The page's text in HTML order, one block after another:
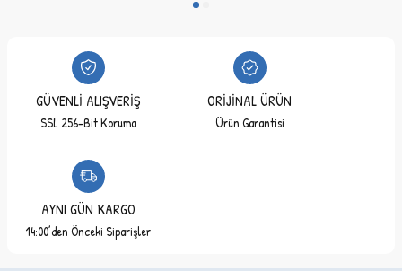
GÜVENLİ ALIŞVERİŞ
SSL 256-Bit Koruma
ORİJİNAL ÜRÜN
Ürün Garantisi
AYNI GÜN KARGO
14:00’den Önceki Siparişler